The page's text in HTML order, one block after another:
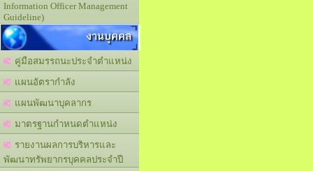
Information Officer Management
Guideline)
งานบุคคล
คู่มือสมรรถนะประจำตำแหน่ง
แผนอัตรากำลัง
แผนพัฒนาบุคลากร
มาตรฐานกำหนดตำแหน่ง
รายงานผลการบริหารและ
พัฒนาทรัพยากรบุคคลประจำปี